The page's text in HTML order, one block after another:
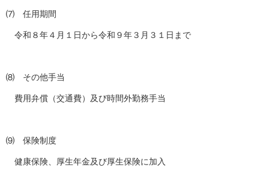
⑺ 任用期間
令和８年４月１日から令和９年３月３１日まで
⑻ その他手当
費用弁償（交通費）及び時間外勤務手当
⑼ 保険制度
健康保険、厚生年金及び厚生保険に加入